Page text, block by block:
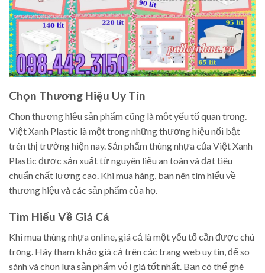
Chọn Thương Hiệu Uy Tín
Chọn thương hiệu sản phẩm cũng là một yếu tố quan trọng.
Việt Xanh Plastic là một trong những thương hiệu nổi bật
trên thị trường hiện nay. Sản phẩm thùng nhựa của Việt Xanh
Plastic được sản xuất từ nguyên liệu an toàn và đạt tiêu
chuẩn chất lượng cao. Khi mua hàng, bạn nên tìm hiểu về
thương hiệu và các sản phẩm của họ.
Tìm Hiểu Về Giá Cả
Khi mua thùng nhựa online, giá cả là một yếu tố cần được chú
trọng. Hãy tham khảo giá cả trên các trang web uy tín, để so
sánh và chọn lựa sản phẩm với giá tốt nhất. Bạn có thể ghé